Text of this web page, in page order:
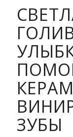
ЗУБЫ